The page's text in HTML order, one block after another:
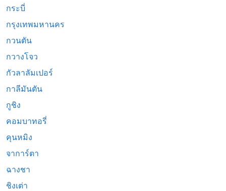
กระบี่
กรุงเทพมหานคร
กวนตัน
กวางโจว
กัวลาลัมเปอร์
กาลีมันตัน
กูชิง
คอมบาทอรี่
คุนหมิง
จาการ์ตา
ฉางชา
ชิงเต่า